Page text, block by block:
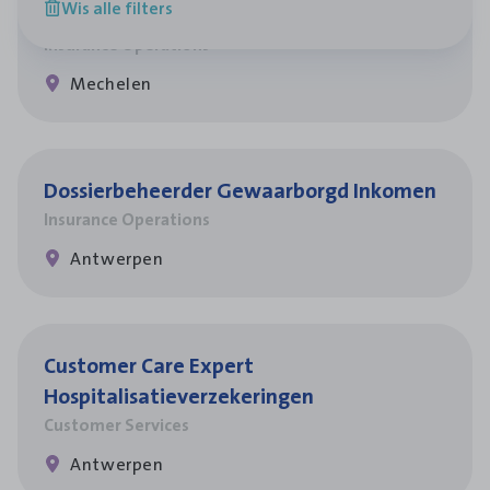
Wis alle filters
re­da Huys­mans — Mechelen
Insurance Operations
Mechelen
Dos­sier­be­heer­der Gewaar­borgd Inkomen
Insurance Operations
Antwerpen
Cus­to­mer Care Expert
Hospitalisatieverzekeringen
Customer Services
Antwerpen